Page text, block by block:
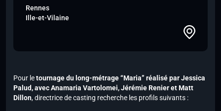
Rennes
Ille-et-Vilaine
Pour letournage du long-métrage “Maria” réalisé par Jessica
Palud,avec Anamaria Vartolomei, Jérémie Renier et Matt
Dillon, directrice de casting recherche les profils suivants :